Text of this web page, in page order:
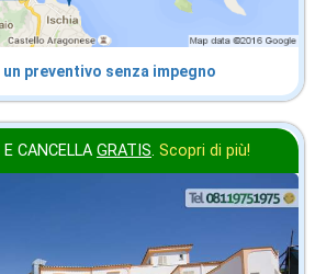
un preventivo senza impegno
CANCELLA GRATIS. Scopri di più!